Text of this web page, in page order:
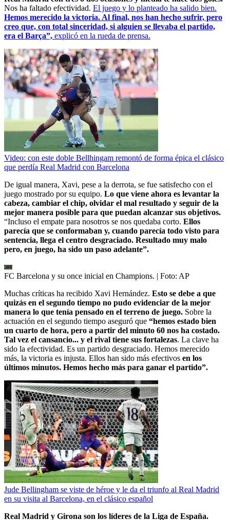
Nos ha faltado efectividad. El juego y lo planteado ha salido bien.
Hemos merecido la victoria. Al final, nos han hecho sufrir, pero
creo que, con total sinceridad, si alguien se llevaba el partido,
era el Barça”, explicó en la rueda de prensa.
Video: con este doble Bellhingam remontó de forma épica el clásico
que perdía Real Madrid con Barcelona
De igual manera, Xavi, pese a la derrota, se fue satisfecho con el
juego mostrado por su equipo. Lo que viene ahora es levantar la
cabeza, cambiar el chip, olvidar el mal resultado y seguir de la
mejor manera posible para que puedan alcanzar sus objetivos.
“Incluso el empate para nosotros se nos quedaba corto. Ellos
parecía que se conformaban y, cuando parecía todo visto para
sentencia, llega el centro desgraciado. Resultado muy malo
pero, en juego, ha sido un paso adelante”.
FC Barcelona y su once inicial en Champions. | Foto: AP
Muchas críticas ha recibido Xavi Hernández. Esto se debe a que
quizás en el segundo tiempo no pudo evidenciar de la mejor
manera lo que tenía pensado en el terreno de juego. Sobre la
actuación en el segundo tiempo aseguró que “hemos estado bien
un cuarto de hora, pero a partir del minuto 60 nos ha costado.
Tal vez el cansancio... y el rival tiene sus fortalezas. La clave ha
sido la efectividad. Es un partido desgraciado. Hemos merecido
más, la victoria es injusta. Ellos han sido más efectivos en los
últimos minutos. Hemos hecho más para ganar el partido”.
Jude Bellingham se viste de héroe y le da el triunfo al Real Madrid
en su visita al Barcelona, en el clásico español
Real Madrid y Girona son los líderes de la Liga de España.